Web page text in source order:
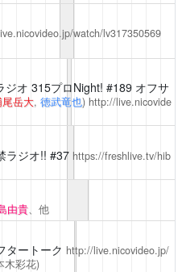
watch/lv317350569
ジオ 315プロNight! #189 オフサ
岳大, 徳武竜也) http://live.nicovide
ラジオ!! #37 https://freshlive.tv/hib
由貴、他
タートーク http://live.nicovideo.jp/
木彩花)